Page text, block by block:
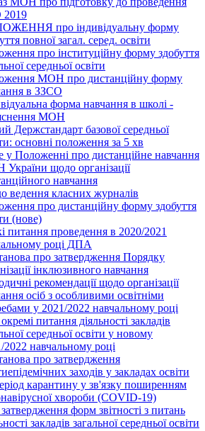
про індивідуальну форму
повної загал. серед. освіти
про інституційну форму здобуття
середньої освіти
МОН про дистанційну форму
в ЗЗСО
форма навчання в школі -
МОН
Держстандарт базової середньої
основні положення за 5 хв
у Положенні про дистанційне навчання
щодо організації
навчання
ведення класних журналів
про дистанційну форму здобуття
(нове)
питання проведення в 2020/2021
році ДПА
про затвердження Порядку
інклюзивного навчання
рекомендації щодо організації
осіб з особливими освітніми
у 2021/2022 навчальному році
питання діяльності закладів
середньої освіти у новому
2022 навчальному році
про затвердження
заходів у закладах освіти
карантину у зв'язку поширенням
хвороби (COVID-19)
форм звітності з питань
закладів загальної середньої освіти